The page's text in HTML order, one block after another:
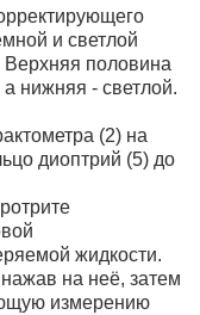
и светлой
половина
нижняя - светлой.
(2) на
диоптрий (5) до
жидкости.
на неё, затем
измерению